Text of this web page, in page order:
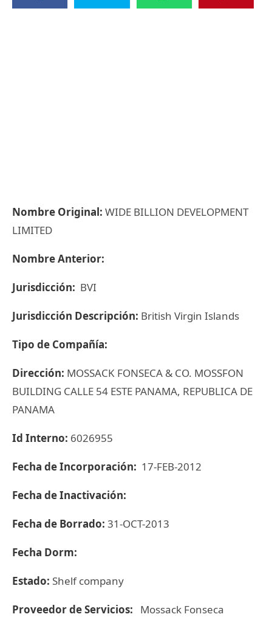
Nombre Original: WIDE BILLION DEVELOPMENT
LIMITED
Nombre Anterior:
Jurisdicción: BVI
Jurisdicción Descripción: British Virgin Islands
Tipo de Compañía:
Dirección: MOSSACK FONSECA & CO. MOSSFON
BUILDING CALLE 54 ESTE PANAMA, REPUBLICA DE
PANAMA
Id Interno: 6026955
Fecha de Incorporación: 17-FEB-2012
Fecha de Inactivación:
Fecha de Borrado: 31-OCT-2013
Fecha Dorm:
Estado: Shelf company
Proveedor de Servicios: Mossack Fonseca